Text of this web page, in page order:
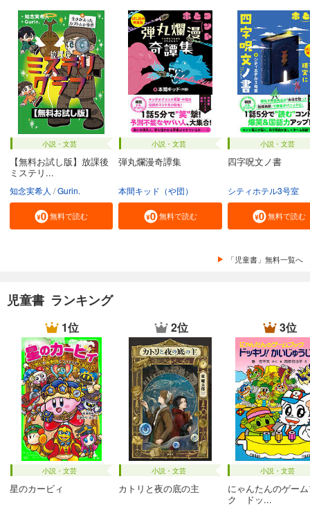
小説・文芸
【無料お試し版】放課後
ミステリ...
知念実希人 Gurin.
無料で読む
小説・文芸
弾丸爛漫奇譚集
本間キッド（や団）
無料で読む
小説・文芸
四字呪文ノ書
シティホテル3号室
無料で読む
「児童書」無料一覧へ
児童書 ランキング
1位
小説・文芸
星のカービィ
2位
小説・文芸
カトリと夜の底の主
3位
小説・文芸
にゃんたんのゲー
ク ドッ...